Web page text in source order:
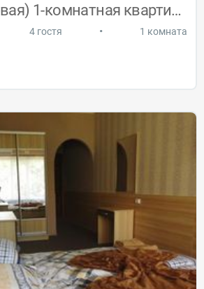
Отличная (новая) 1-комнатная квартира
4 гостя • 1 комната